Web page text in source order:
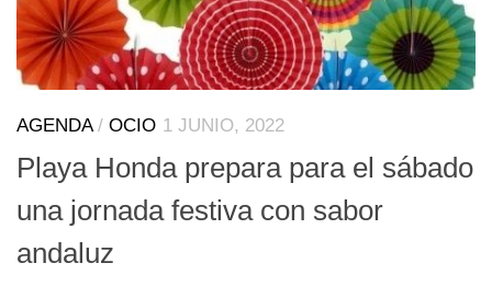
AGENDA/ OCIO 1 JUNIO, 2022
Playa Honda prepara para el sábado
una jornada festiva con sabor
andaluz